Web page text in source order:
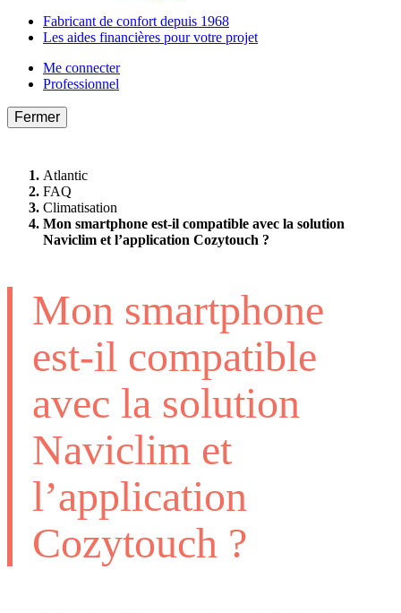
Fabricant de confort depuis 1968
Les aides financières pour votre projet
Me connecter
Professionnel
Fermer
Atlantic
FAQ
Climatisation
Mon smartphone est-il compatible avec la solution
Naviclim et l’application Cozytouch ?
Mon smartphone
est-il compatible
avec la solution
Naviclim et
l’application
Cozytouch ?